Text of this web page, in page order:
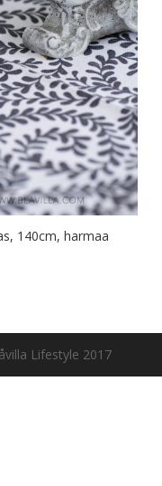
140cm, harmaa
Lifestyle 2017